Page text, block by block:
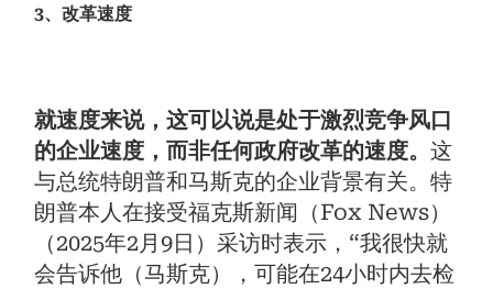
3、改革速度
就速度来说，这可以说是处于激烈竞争风口
的企业速度，而非任何政府改革的速度。这
与总统特朗普和马斯克的企业背景有关。特
朗普本人在接受福克斯新闻（Fox News）
（2025年2月9日）采访时表示，“我很快就
会告诉他（马斯克），可能在24小时内去检